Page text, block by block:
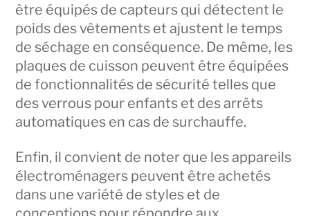
être équipés de capteurs qui détectent le
poids des vêtements et ajustent le temps
de séchage en conséquence. De même, les
plaques de cuisson peuvent être équipées
de fonctionnalités de sécurité telles que
des verrous pour enfants et des arrêts
automatiques en cas de surchauffe.
Enfin, il convient de noter que les appareils
électroménagers peuvent être achetés
dans une variété de styles et de